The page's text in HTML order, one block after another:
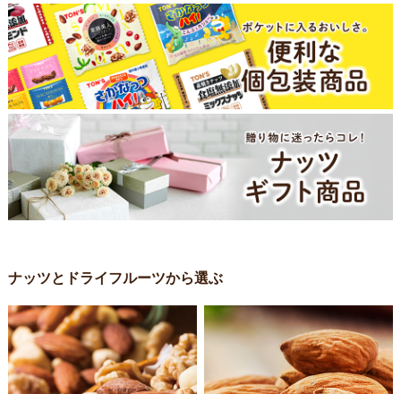
ナッツとドライフルーツから選ぶ